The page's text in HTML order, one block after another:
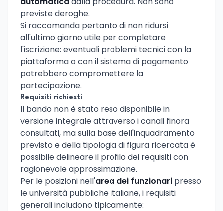
previste deroghe.
Si raccomanda pertanto di non ridursi
all'ultimo giorno utile per completare
l'iscrizione: eventuali problemi tecnici con la
piattaforma o con il sistema di pagamento
potrebbero compromettere la
partecipazione.
Requisiti richiesti
Il bando non è stato reso disponibile in
versione integrale attraverso i canali finora
consultati, ma sulla base dell'inquadramento
previsto e della tipologia di figura ricercata è
possibile delineare il profilo dei requisiti con
ragionevole approssimazione.
Per le posizioni nell'area dei funzionari presso
le università pubbliche italiane, i requisiti
generali includono tipicamente: